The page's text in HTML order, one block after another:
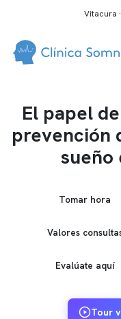
Vitacura
El papel
prevención
sueño
Tomar hora
Valores
Evalúate aquí
Tour